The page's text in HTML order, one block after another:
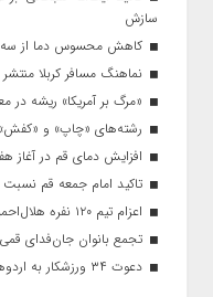
سازش
کاهش محسوس دما از
نماهنگ مسافر کربلا
«مرگ بر آمریکا» ریشه در
رشته‌های «چاپ» و
افزایش دمای قم در آغاز
تاکید امام جمعه قم نسبت
اعزام تیم ۱۲۰ نفره هلال‌احمر قم به کربلا
تجمع بانوان جان‌فدای قمی
دعوت ۳۴ ورزشکار به اردوهای تیم ملی